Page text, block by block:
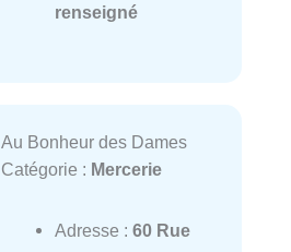
renseigné
Au Bonheur des Dames
Catégorie : Mercerie
Adresse : 60 Rue